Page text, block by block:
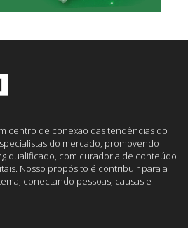
centro de conexão das tendências do
do mercado, promovendo
qualificado, com curadoria de conteúdo
Nosso propósito é contribuir para a
conectando pessoas, causas e